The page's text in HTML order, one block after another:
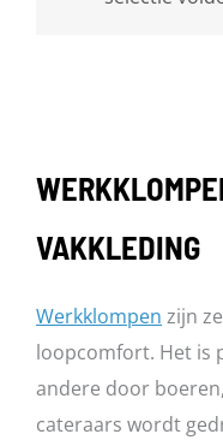
VAKKLEDING
Werkklompen zijn
loopcomfort. Het is
andere door
cateraars wordt